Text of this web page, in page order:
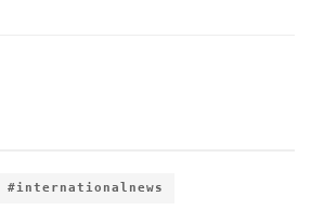
#internationalnews